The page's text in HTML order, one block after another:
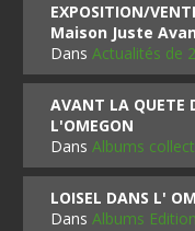
EXPOSITION/
Maison Juste
DansActualités de
AVANT LA QUETE
L'OMEGON
DansAlbums
LOISEL DANS L'
DansAlbums